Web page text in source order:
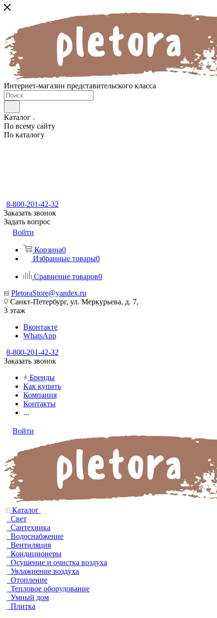
Интернет-магазин представительского класса
Каталог
По всему сайту
По каталогу
8-800-201-42-32
Заказать звонок
Задать вопрос
Войти
Корзина0
Избранные товары0
Сравнение товаров0
PletoraStore@yandex.ru
Санкт-Петербург, ул. Меркурьева, д. 7,
3 этаж
Вконтакте
WhatsApp
8-800-201-42-32
Заказать звонок
Бренды
Как купить
Компания
Контакты
...
Войти
Каталог
Свет
Сантехника
Водоснабжение
Вентиляция
Кондиционеры
Осушение и очистка воздуха
Увлажнение воздуха
Отопление
Тепловое оборудование
Умный дом
Плитка